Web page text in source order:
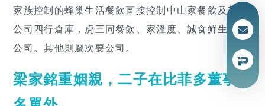
家族控制的蜂巢生活餐飲直接控制中山家餐飲及其子
公司四行倉庫，虎三同餐飲、家溫度、誠食鮮生5家
公司。其他則屬次要公司。
梁家銘重姻親，二子在比菲多董事